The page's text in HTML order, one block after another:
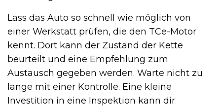
Lass das Auto so schnell wie möglich von
einer Werkstatt prüfen, die den TCe-Motor
kennt. Dort kann der Zustand der Kette
beurteilt und eine Empfehlung zum
Austausch gegeben werden. Warte nicht zu
lange mit einer Kontrolle. Eine kleine
Investition in eine Inspektion kann dir